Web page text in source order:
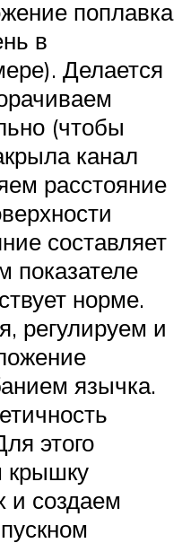
поплавка
в
Делается
(чтобы
канал
расстояние
составляет
показателе
норме.
регулируем и
язычка.
этого
крышку
и создаем